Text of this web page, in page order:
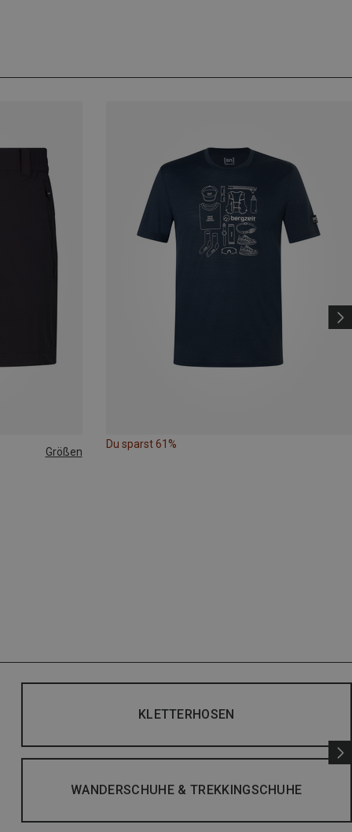
Größen
Du sparst 61%
KLETTERHOSEN
WANDERSCHUHE & TREKKINGSCHUHE